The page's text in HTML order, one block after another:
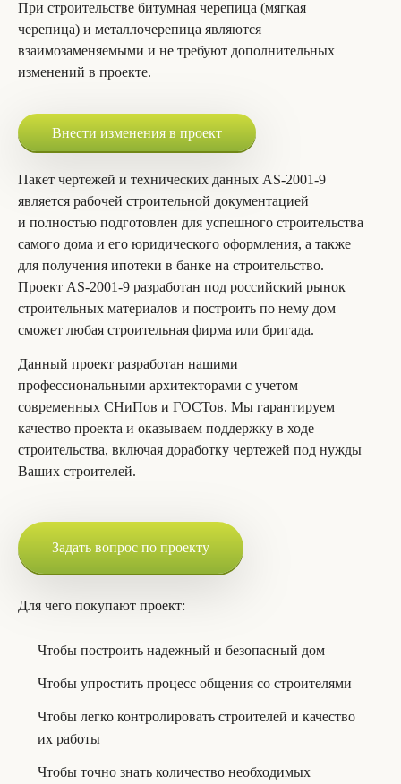
При строительстве битумная черепица (мягкая
черепица) и металлочерепица являются
взаимозаменяемыми и не требуют дополнительных
изменений в проекте.
Внести изменения в проект
Пакет чертежей и технических данных AS-2001-9
является рабочей строительной документацией
и полностью подготовлен для успешного строительства
самого дома и его юридического оформления, а также
для получения ипотеки в банке на строительство.
Проект AS-2001-9 разработан под российский рынок
строительных материалов и построить по нему дом
сможет любая строительная фирма или бригада.
Данный проект разработан нашими
профессиональными архитекторами с учетом
современных СНиПов и ГОСТов. Мы гарантируем
качество проекта и оказываем поддержку в ходе
строительства, включая доработку чертежей под нужды
Ваших строителей.
Задать вопрос по проекту
Для чего покупают проект:
Чтобы построить надежный и безопасный дом
Чтобы упростить процесс общения со строителями
Чтобы легко контролировать строителей и качество
их работы
Чтобы точно знать количество необходимых